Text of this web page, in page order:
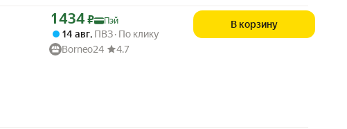
Цена с картой Яндекс Пэй 1434 ₽ вместо
1 434 ₽ Пэй
14 авг, ПВЗ По клику
Borneo24
4.7
В корзину